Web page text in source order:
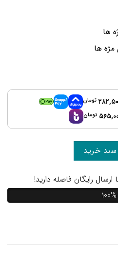
ها
ها
تومان
تومان
سبد خرید
ارسال رایگان فاصله دارید!
100%